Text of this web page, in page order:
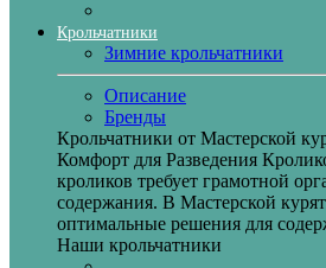
Крольчатники
Зимние крольчатники
Описание
Бренды
Крольчатники от Мастерской
Комфорт для Разведения
кроликов требует грамотной
содержания. В Мастерской
оптимальные решения для
Наши крольчатники